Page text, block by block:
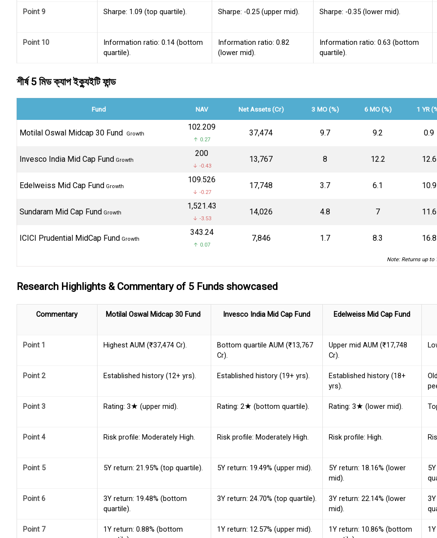
Point 9 Sharpe: 1.09 (top quartile). Sharpe: -0.25 (upper mid). Sharpe: -0.35 (lower mid).
Point 10
Information ratio: 0.14 (bottom
quartile).
Information ratio: 0.82
(lower mid).
Information ratio: 0.63 (bottom
quartile).
শীর্ষ 5 মিড ক্যাপ ইক্যুইটি ফান্ড
Fund NAV Net Assets (Cr) 3 MO (%) 6 MO (%) 1 YR
Motilal Oswal Midcap 30 Fund Growth
₹102.209
↑ 0.27
₹37,474 9.7 9.2 0.9
Invesco India Mid Cap Fund Growth
₹200
↓ -0.43
₹13,767 8 12.2 12.6
Edelweiss Mid Cap Fund Growth
₹109.526
↓ -0.27
₹17,748 3.7 6.1 10.9
Sundaram Mid Cap Fund Growth
₹1,521.43
↓ -3.53
₹14,026 4.8 7 11.6
ICICI Prudential MidCap Fund Growth
₹343.24
↑ 0.07
₹7,846 1.7 8.3 16.8
Note: Returns up to
Research Highlights & Commentary of 5 Funds showcased
Commentary Motilal Oswal Midcap 30 Fund Invesco India Mid Cap Fund Edelweiss Mid Cap Fund
Point 1 Highest AUM (₹37,474 Cr).
Bottom quartile AUM (₹13,767
Cr).
Upper mid AUM (₹17,748
Cr).
Point 2 Established history (12+ yrs). Established history (19+ yrs).
Established history (18+
yrs).
Point 3 Rating: 3★ (upper mid). Rating: 2★ (bottom quartile). Rating: 3★ (lower mid).
Point 4 Risk profile: Moderately High. Risk profile: Moderately High. Risk profile: High.
Point 5 5Y return: 21.95% (top quartile). 5Y return: 19.49% (upper mid).
5Y return: 18.16% (lower
mid).
Point 6
3Y return: 19.48% (bottom
quartile).
3Y return: 24.70% (top quartile).
3Y return: 22.14% (lower
mid).
Point 7
1Y return: 0.88% (bottom
1Y return: 12.57% (upper mid).
1Y return: 10.86% (bottom